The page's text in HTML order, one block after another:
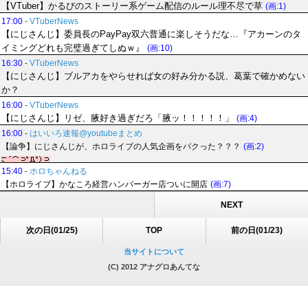
【VTuber】かるびのストーリー系ゲーム配信のルール理不尽で草 (画:1)
17:00 - VTuberNews
【にじさんじ】委員長のPayPay双六普通に楽しそうだな…『アカーンのタ
イミングどれも完璧過ぎてしぬｗ』
(画:10)
16:30 - VTuberNews
【にじさんじ】ブルアカをやらせれば女の好み分かる説、葛葉で確かめない
か？
16:00 - VTuberNews
【にじさんじ】リゼ、腋好き過ぎだろ「腋ッ！！！！！」
(画:4)
16:00 - はいいろ速報@youtubeまとめ
【論争】にじさんじが、ホロライブの人気企画をパクった？？？ (画:2)
15:40 - ホロちゃんねる
【ホロライブ】かなころ経営ハンバーガー店ついに開店 (画:7)
NEXT
次の日(01/25) TOP 前の日(01/23)
当サイトについて
(C) 2012 アナグロあんてな